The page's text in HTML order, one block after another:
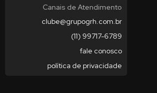
Canais de Atendimento
clube@grupogrh.com.br
(11) 99717-6789
fale conosco
política de privacidade